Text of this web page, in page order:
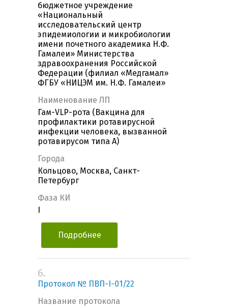
бюджетное учреждение
«Национальный
исследовательский центр
эпидемиологии и микробиологии
имени почетного академика Н.Ф.
Гамалеи» Министерства
здравоохранения Российской
Федерации (филиал «Медгамал»
ФГБУ «НИЦЭМ им. Н.Ф. Гамалеи»
Наименование ЛП
Гам-VLP-рота (Вакцина для
профилактики ротавирусной
инфекции человека, вызванной
ротавирусом типа А)
Города
Кольцово, Москва, Санкт-
Петербург
Фаза КИ
Подробнее
6.
Протокол № ПВП-I-01/22
Название протокола